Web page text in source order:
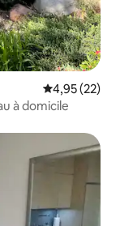
Évaluation
4,95 (22)
à domicile